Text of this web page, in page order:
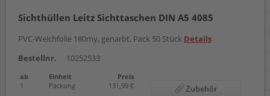
Sichthüllen Leitz Sichttaschen DIN A5 4085
PVC-Weichfolie 180my, genarbt, Pack 50 Stück Details
Bestellnr.
10252533
ab Einheit
Preis
1
Packung 131,99 € Zubehör